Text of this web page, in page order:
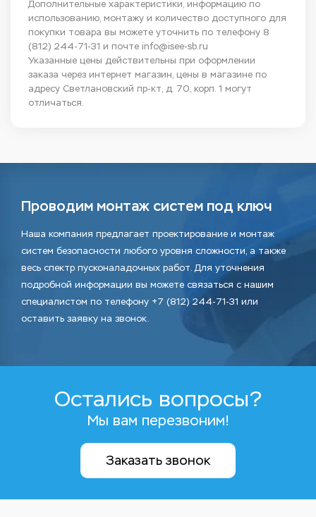
Дополнительные характеристики, информацию по
использованию, монтажу и количество доступного для
покупки товара вы можете уточнить по телефону 8
(812) 244-71-31 и почте info@isee-sb.ru
Указанные цены действительны при оформлении
заказа через интернет магазин, цены в магазине по
адресу Светлановский пр-кт, д. 70, корп. 1 могут
отличаться.
Проводим монтаж систем под ключ
Наша компания предлагает проектирование и монтаж
систем безопасности любого уровня сложности, а также
весь спектр пусконаладочных работ. Для уточнения
подробной информации вы можете связаться с нашим
специалистом по телефону +7 (812) 244-71-31 или
оставить заявку на звонок.
Остались вопросы?
Мы вам перезвоним!
Заказать звонок